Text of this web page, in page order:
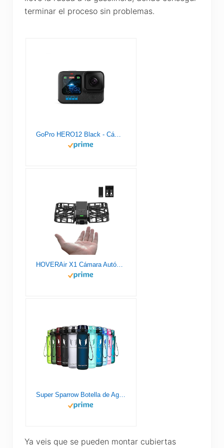
terminar el proceso sin problemas.
GoPro HERO12 Black - Cámara de acción a Prueba de Agua con Video 5.3K60 Ultra HD, Fotos de 27MP, HDR, Sensor de Imagen de 1/1.9", transmisión en Vivo, cámara Web, estabilización
HOVERAir X1 Cámara Autónoma Voladora, Dron de Bolsillo con Video HDR, Despegue de la Palma, Rutas de Vuelo Inteligentes, Modo Sígueme, Cámara de Acción con Control Manos Libres, Negro (Combo)
Super Sparrow Botella de Agua Deportiva - 1000ml - Sin BPA
Ya veis que se pueden montar cubiertas